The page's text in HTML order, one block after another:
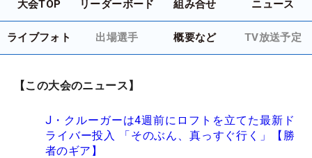
大会TOP リーダーボード 組み合せ ニュース
ライブフォト 出場選手 概要など TV放送予定
【この大会のニュース】
J・クルーガーは4週前にロフトを立てた最新ド
ライバー投入 「そのぶん、真っすぐ行く」【勝
者のギア】